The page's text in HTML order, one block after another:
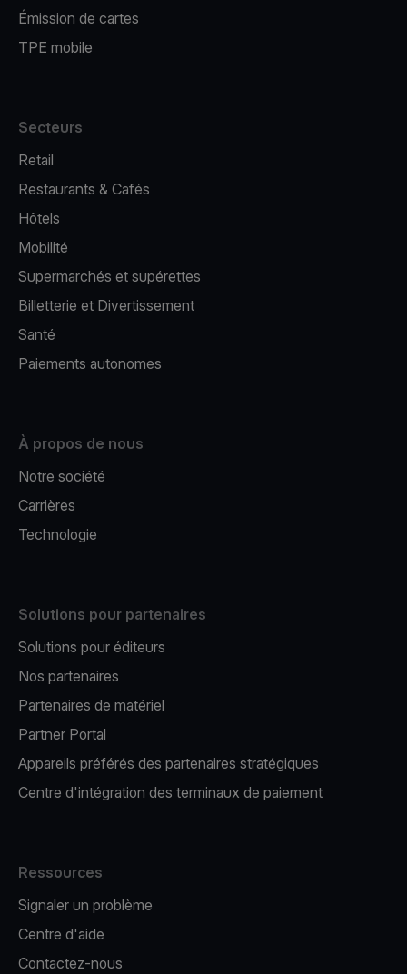
Émission de cartes
TPE mobile
Secteurs
Retail
Restaurants & Cafés
Hôtels
Mobilité
Supermarchés et supérettes
Billetterie et Divertissement
Santé
Paiements autonomes
À propos de nous
Notre société
Carrières
Technologie
Solutions pour partenaires
Solutions pour éditeurs​
Nos partenaires​
Partenaires de matériel
Partner Portal
Appareils préférés des partenaires stratégiques
Centre d'intégration des terminaux de paiement
Ressources
Signaler un problème
Centre d'aide
Contactez-nous